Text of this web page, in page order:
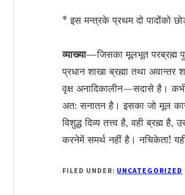
* इस मन्त्रके प्रथम दो पादोंको
व्याख्या—जिसका मूलभूत परब्रह्म
प्रधान शाखा ब्रह्मा तथा
वृक्ष अनादिकालीन—सदासे है।
अत: सनातन है। इसका जो मूल
विशुद्ध दिव्य तत्त्व है, वही
करनेमें समर्थ नहीं है। नचिकेता!
FILED UNDER: UNCATEGORIZED